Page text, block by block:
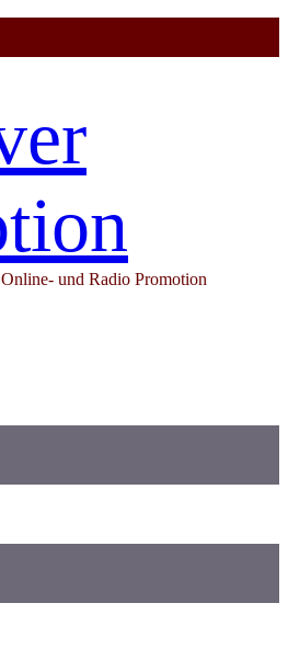
und Radio Promotion